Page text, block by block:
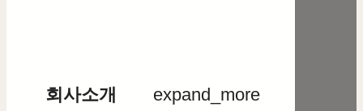
회사소개 expand_more